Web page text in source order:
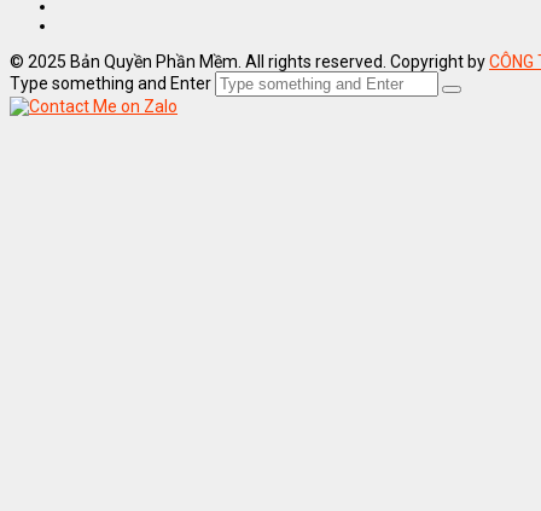
© 2025 Bản Quyền Phần Mềm. All rights reserved. Copyright byCÔNG
Type something and Enter